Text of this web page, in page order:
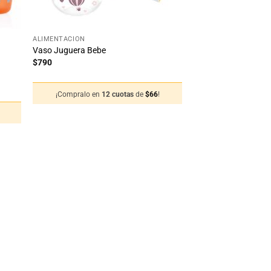
ALIMENTACIÓN
Vaso Juguera Bebe
$790
¡Compralo en 12 cuotas de $66!